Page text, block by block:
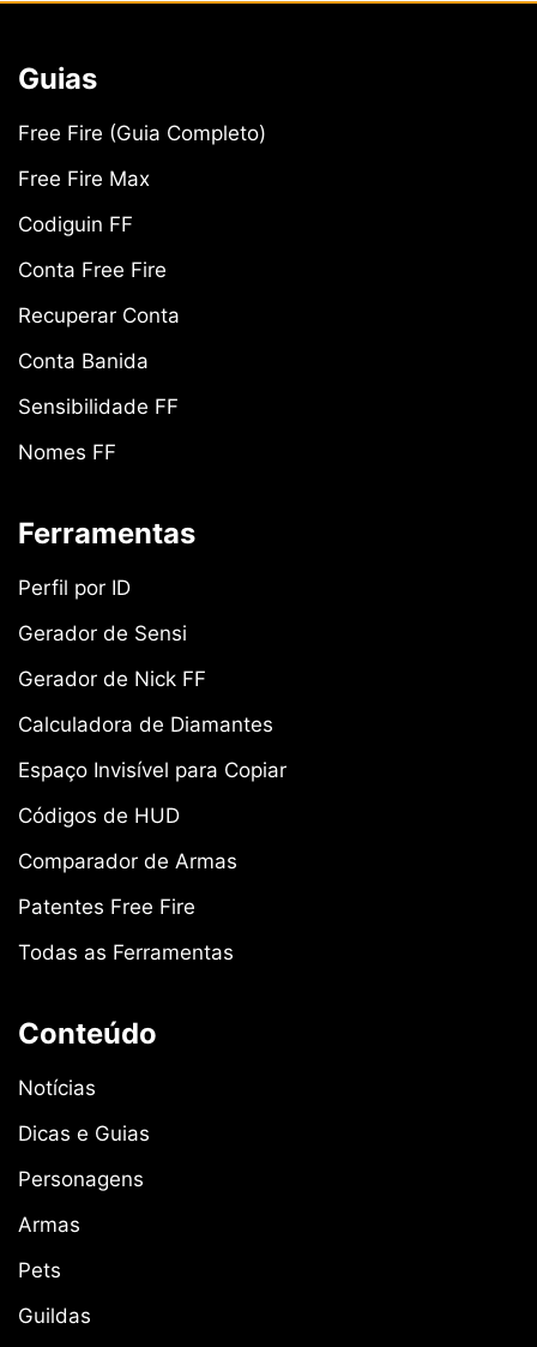
Guias
Free Fire (Guia Completo)
Free Fire Max
Codiguin FF
Conta Free Fire
Recuperar Conta
Conta Banida
Sensibilidade FF
Nomes FF
Ferramentas
Perfil por ID
Gerador de Sensi
Gerador de Nick FF
Calculadora de Diamantes
Espaço Invisível para Copiar
Códigos de HUD
Comparador de Armas
Patentes Free Fire
Todas as Ferramentas
Conteúdo
Notícias
Dicas e Guias
Personagens
Armas
Pets
Guildas